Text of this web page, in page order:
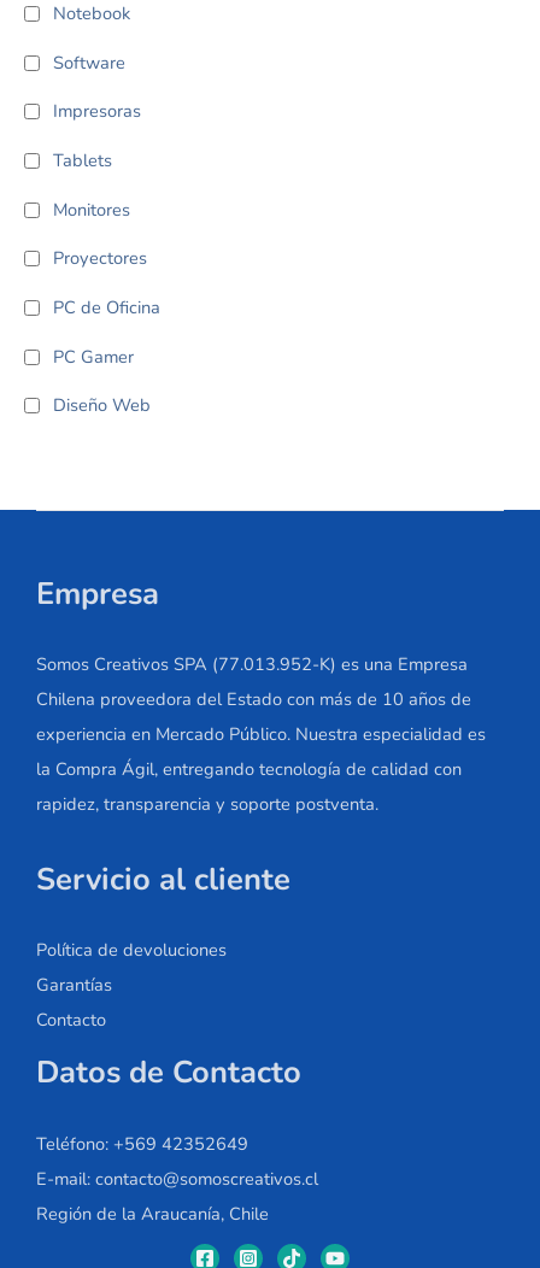
Notebook
Software
Impresoras
Tablets
Monitores
Proyectores
PC de Oficina
PC Gamer
Diseño Web
Empresa
Somos Creativos SPA (77.013.952-K) es una Empresa
Chilena proveedora del Estado con más de 10 años de
experiencia en Mercado Público. Nuestra especialidad es
la Compra Ágil, entregando tecnología de calidad con
rapidez, transparencia y soporte postventa.
Servicio al cliente
Política de devoluciones
Garantías
Contacto
Datos de Contacto
Teléfono: +569 42352649
E-mail: contacto@somoscreativos.cl
Región de la Araucanía, Chile